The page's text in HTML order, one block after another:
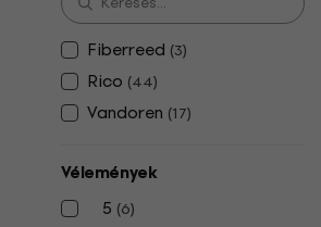
Fiberreed (3)
Rico (44)
Vandoren (17)
Vélemények
5 (6)